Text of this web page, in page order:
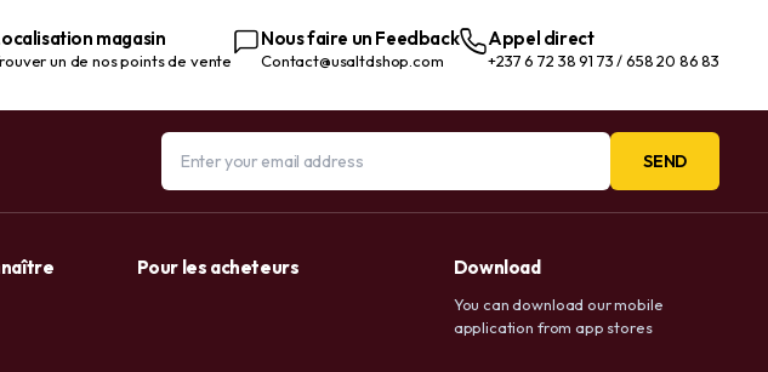
magasin
un de nos points de vente
Nous faire un Feedback
Contact@usaltdshop.com
Appel direct
+237 6 72 38 91 73 / 658 20 86 83
SEND
Pour les acheteurs Download
You can download our mobile
application from app stores